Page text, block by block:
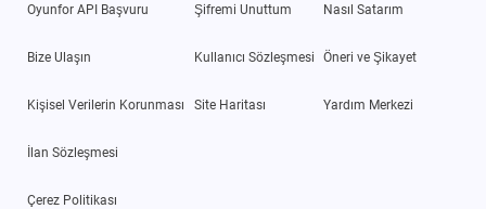
Oyunfor API Başvuru
Bize Ulaşın
Kişisel Verilerin Korunması
İlan Sözleşmesi
Çerez Politikası
Şifremi Unuttum
Kullanıcı Sözleşmesi
Site Haritası
Nasıl Satarım
Öneri ve Şikayet
Yardım Merkezi